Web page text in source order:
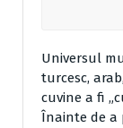
Universul
turcesc,
cuvine a fi
Înainte de a